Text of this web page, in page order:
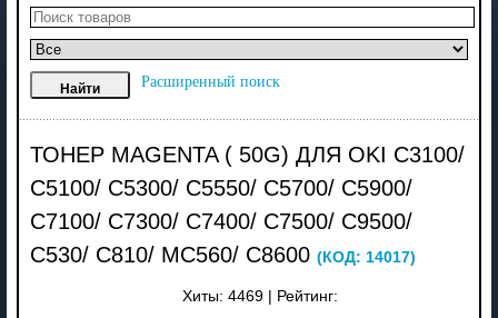
Расширенный поиск
ТОНЕР MAGENTA ( 50G) ДЛЯ OKI C3100/
C5100/ C5300/ C5550/ C5700/ C5900/
C7100/ C7300/ C7400/ C7500/ C9500/
C530/ C810/ MC560/ C8600 (КОД: 14017)
Хиты: 4469 Рейтинг: